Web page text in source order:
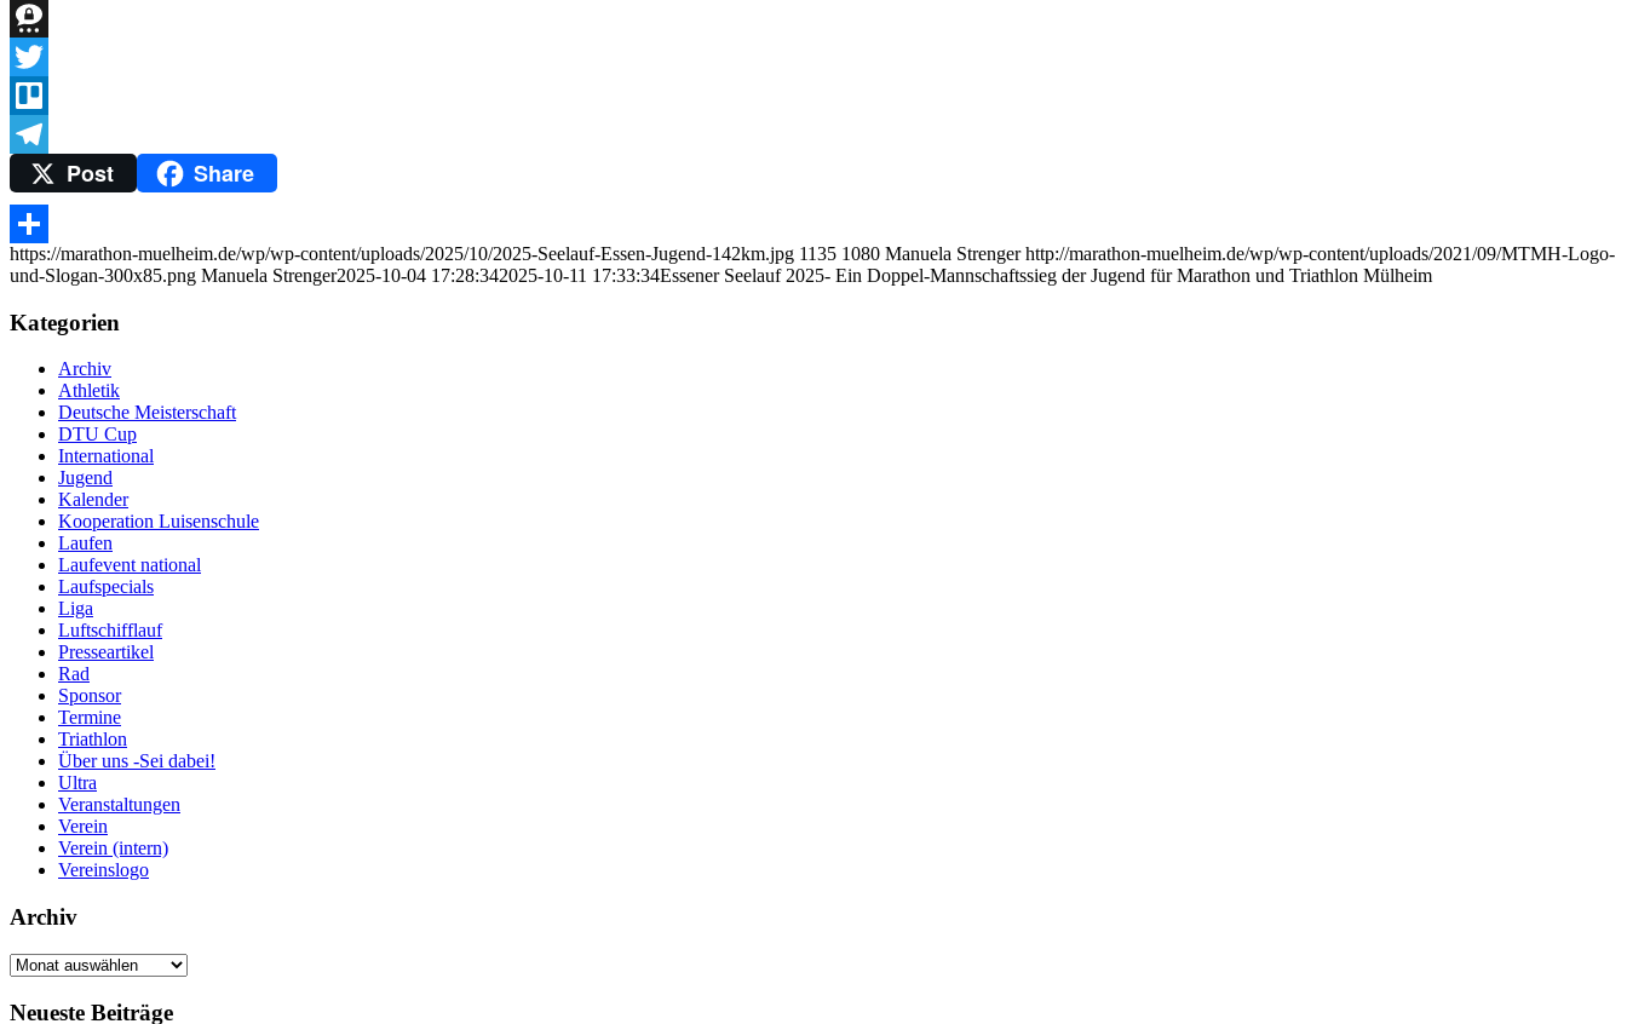
Copy
Link
Threema
Twitter
Trello
TelegramPost Share
Teilen
https://marathon-muelheim.de/wp/wp-content/uploads/2025/10/2025-Seelauf-Essen-Jugend-142km.jpg 1135 1080 Manuela Strenger http://marathon-muelheim.de/wp/wp-content/uploads/2021/09/MTMH-Logo-
und-Slogan-300x85.png Manuela Strenger2025-10-04 17:28:342025-10-11 17:33:34Essener Seelauf 2025- Ein Doppel-Mannschaftssieg der Jugend für Marathon und Triathlon Mülheim
Kategorien
Archiv
Athletik
Deutsche Meisterschaft
DTU Cup
International
Jugend
Kalender
Kooperation Luisenschule
Laufen
Laufevent national
Laufspecials
Liga
Luftschifflauf
Presseartikel
Rad
Sponsor
Termine
Triathlon
Über uns -Sei dabei!
Ultra
Veranstaltungen
Verein
Verein (intern)
Vereinslogo
Archiv
Archiv
Neueste Beiträge